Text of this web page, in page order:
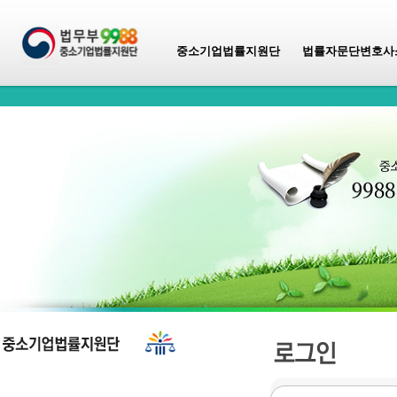
중소기업법률지원단 법률자문단변호사